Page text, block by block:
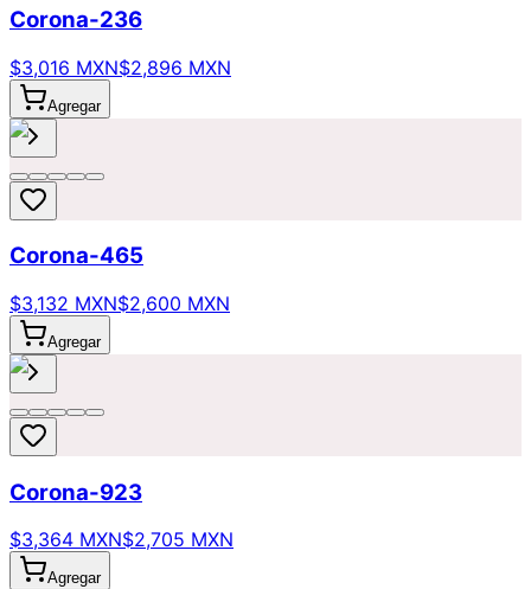
Corona-236
$3,016 MXN$2,896 MXN
Agregar
Corona-465
$3,132 MXN$2,600 MXN
Agregar
Corona-923
$3,364 MXN$2,705 MXN
Agregar